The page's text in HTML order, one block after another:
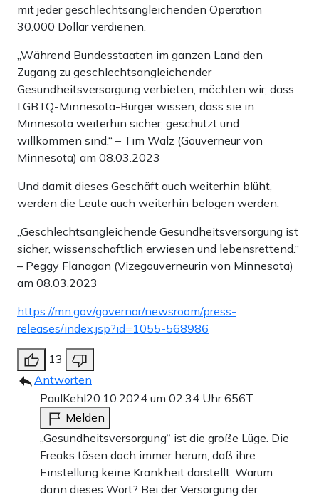
mit jeder geschlechtsangleichenden Operation
30.000 Dollar verdienen.
„Während Bundesstaaten im ganzen Land den
Zugang zu geschlechtsangleichender
Gesundheitsversorgung verbieten, möchten wir, dass
LGBTQ-Minnesota-Bürger wissen, dass sie in
Minnesota weiterhin sicher, geschützt und
willkommen sind.“ – Tim Walz (Gouverneur von
Minnesota) am 08.03.2023
Und damit dieses Geschäft auch weiterhin blüht,
werden die Leute auch weiterhin belogen werden:
„Geschlechtsangleichende Gesundheitsversorgung ist
sicher, wissenschaftlich erwiesen und lebensrettend.“
– Peggy Flanagan (Vizegouverneurin von Minnesota)
am 08.03.2023
https://mn.gov/governor/newsroom/press-
releases/index.jsp?id=1055-568986
13
Antworten
PaulKehl20.10.2024 um 02:34 Uhr656T
Melden
„Gesundheitsversorgung“ ist die große Lüge. Die
Freaks tösen doch immer herum, daß ihre
Einstellung keine Krankheit darstellt. Warum
dann dieses Wort? Bei der Versorgung der